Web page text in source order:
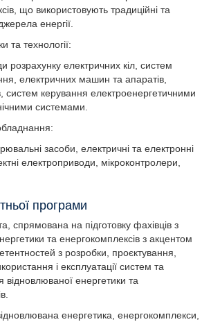
що використовують традиційні та
енергії.
та технології:
розрахунку електричних кіл, систем
електричних машин та апаратів,
систем керування електроенергетичними
системами.
засоби, електричні та електронні
електроприводи, мікроконтролери,
програми
спрямована на підготовку фахівців з
та енергокомплексів з акцентом
з розробки, проєктування,
і експлуатації систем та
відновлюваної енергетики та
енергетика, енергокомплекси,